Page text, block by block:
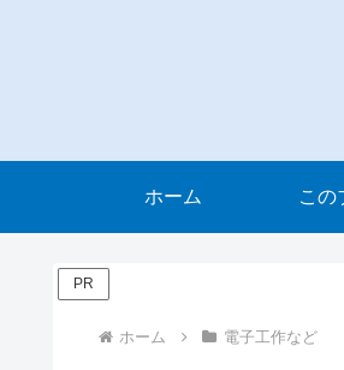
ホーム この
PR
ホーム 電子工作など